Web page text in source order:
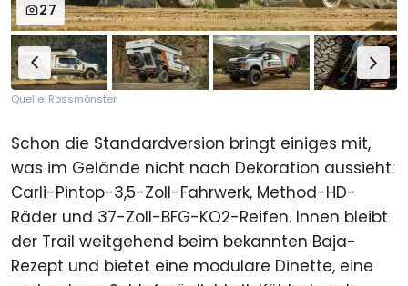
27
Quelle: Rossmönster
Schon die Standardversion bringt einiges mit,
was im Gelände nicht nach Dekoration aussieht:
Carli-Pintop-3,5-Zoll-Fahrwerk, Method-HD-
Räder und 37-Zoll-BFG-KO2-Reifen. Innen bleibt
der Trail weitgehend beim bekannten Baja-
Rezept und bietet eine modulare Dinette, eine